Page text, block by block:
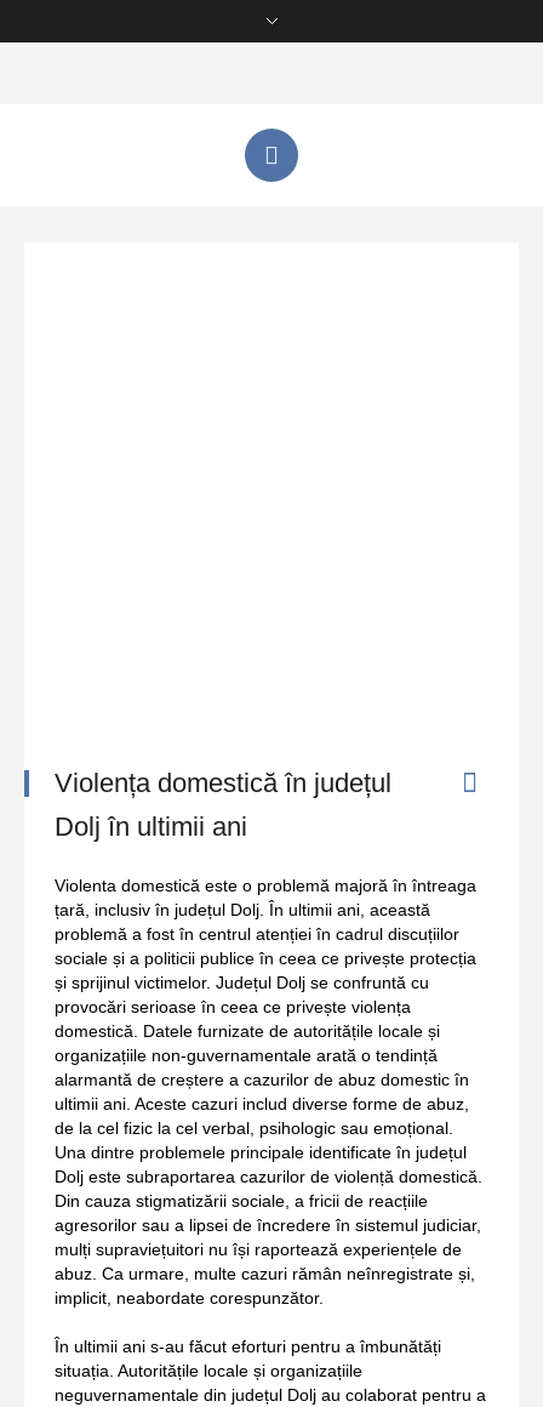
Violența domestică în județul
Dolj în ultimii ani
Violenta domestică este o problemă majoră în întreaga
țară, inclusiv în județul Dolj. În ultimii ani, această
problemă a fost în centrul atenției în cadrul discuțiilor
sociale și a politicii publice în ceea ce privește protecția
și sprijinul victimelor. Județul Dolj se confruntă cu
provocări serioase în ceea ce privește violența
domestică. Datele furnizate de autoritățile locale și
organizațiile non-guvernamentale arată o tendință
alarmantă de creștere a cazurilor de abuz domestic în
ultimii ani. Aceste cazuri includ diverse forme de abuz,
de la cel fizic la cel verbal, psihologic sau emoțional.
Una dintre problemele principale identificate în județul
Dolj este subraportarea cazurilor de violență domestică.
Din cauza stigmatizării sociale, a fricii de reacțiile
agresorilor sau a lipsei de încredere în sistemul judiciar,
mulți supraviețuitori nu își raportează experiențele de
abuz. Ca urmare, multe cazuri rămân neînregistrate și,
implicit, neabordate corespunzător.
În ultimii ani s-au făcut eforturi pentru a îmbunătăți
situația. Autoritățile locale și organizațiile
neguvernamentale din județul Dolj au colaborat pentru a